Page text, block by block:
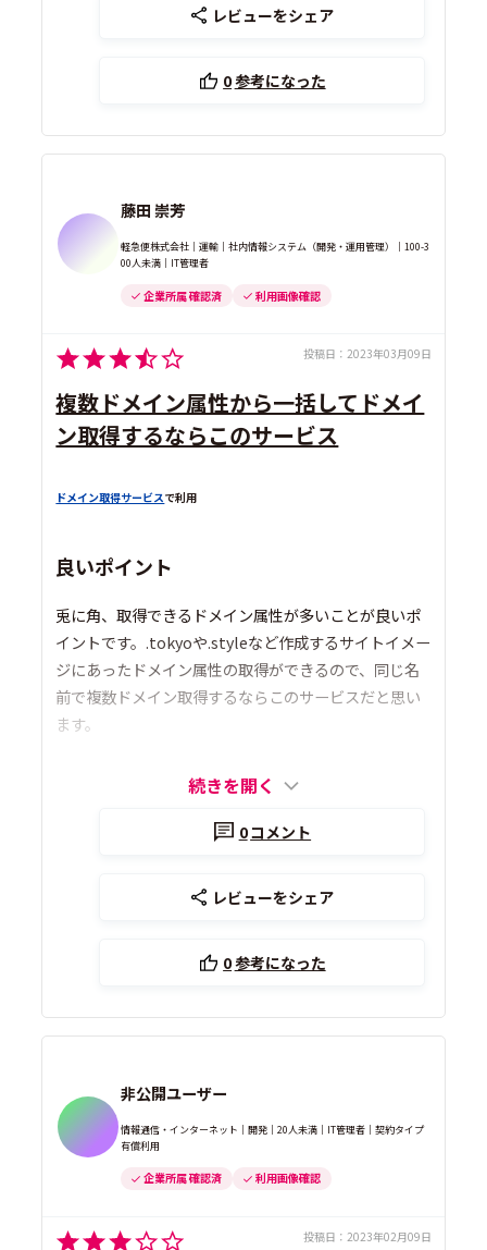
レビューをシェア
0参考になった
藤田 崇芳
軽急便株式会社｜運輸｜社内情報システム（開発・運用管理）｜100-3
00人未満｜IT管理者
企業所属 確認済 利用画像確認
投稿日： 2023年03月09日
複数ドメイン属性から一括してドメイ
ン取得するならこのサービス
ドメイン取得サービスで利用
良いポイント
兎に角、取得できるドメイン属性が多いことが良いポ
イントです。.tokyoや.styleなど作成するサイトイメー
ジにあったドメイン属性の取得ができるので、同じ名
前で複数ドメイン取得するならこのサービスだと思い
ます。
続きを開く
0コメント
レビューをシェア
0参考になった
非公開ユーザー
情報通信・インターネット｜開発｜20人未満｜IT管理者｜契約タイプ
有償利用
企業所属 確認済 利用画像確認
投稿日： 2023年02月09日